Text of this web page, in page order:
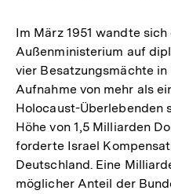
Im März 1951 wandte
Außenministerium auf
vier Besatzungsmächte
Aufnahme von mehr als
Holocaust-Überlebenden
Höhe von 1,5 Milliarden
forderte Israel
Deutschland. Eine
möglicher Anteil der